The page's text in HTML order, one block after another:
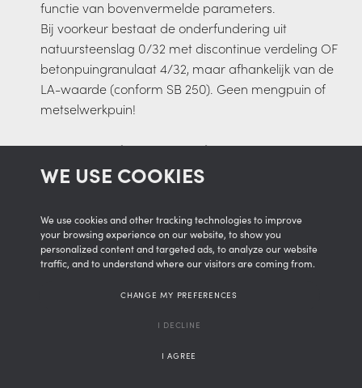
WE USE COOKIES
We use cookies and other tracking technologies to improve
your browsing experience on our website, to show you
personalized content and targeted ads, to analyze our website
traffic, and to understand where our visitors are coming from.
I AGREE
I DECLINE
CHANGE MY PREFERENCES
functie van bovenvermelde parameters.
Bij voorkeur bestaat de onderfundering uit
natuursteenslag 0/32 met discontinue verdeling OF
betonpuingranulaat 4/32, maar afhankelijk van de
LA-waarde (conform SB 250). Geen mengpuin of
metselwerkpuin!
E I AFVOERBUIS (KNIJPLEIDING)
F I WATERONDOORLATEND MEMBRAAN